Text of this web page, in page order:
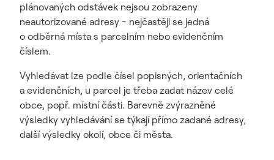
plánovaných odstávek nejsou zobrazeny
neautorizované adresy - nejčastěji se jedná
o odběrná místa s parcelním nebo evidenčním
číslem.
Vyhledávat lze podle čísel popisných, orientačních
a evidenčních, u parcel je třeba zadat název celé
obce, popř. místní části. Barevně zvýrazněné
výsledky vyhledávání se týkají přímo zadané adresy,
další výsledky okolí, obce či města.